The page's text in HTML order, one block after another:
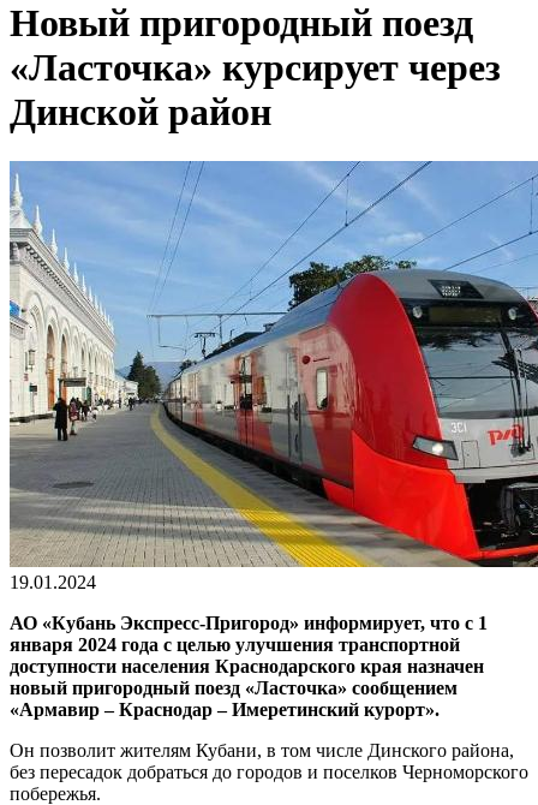
Новый пригородный поезд
«Ласточка» курсирует через
Динской район
19.01.2024
АО «Кубань Экспресс-Пригород» информирует, что с 1
января 2024 года с целью улучшения транспортной
доступности населения Краснодарского края назначен
новый пригородный поезд «Ласточка» сообщением
«Армавир – Краснодар – Имеретинский курорт».
Он позволит жителям Кубани, в том числе Динского района,
без пересадок добраться до городов и поселков Черноморского
побережья.